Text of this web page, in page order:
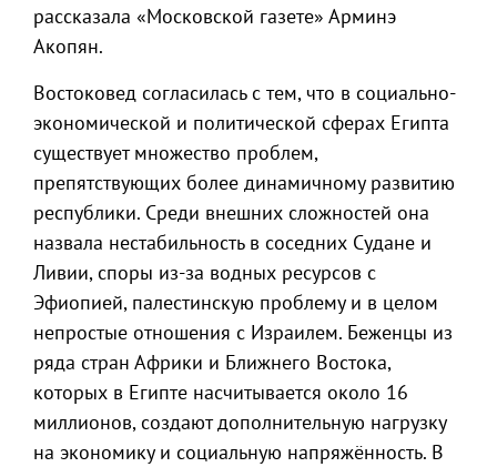
рассказала «Московской газете» Арминэ
Акопян.
Востоковед согласилась с тем, что в социально-
экономической и политической сферах Египта
существует множество проблем,
препятствующих более динамичному развитию
республики. Среди внешних сложностей она
назвала нестабильность в соседних Судане и
Ливии, споры из-за водных ресурсов с
Эфиопией, палестинскую проблему и в целом
непростые отношения с Израилем. Беженцы из
ряда стран Африки и Ближнего Востока,
которых в Египте насчитывается около 16
миллионов, создают дополнительную нагрузку
на экономику и социальную напряжённость. В